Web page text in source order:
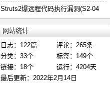
Struts2爆远程代码执行漏洞(S2-04
网站统计
日志：122篇
评论：265条
分类：33个
标签：149个
链接：18个
运行：4204天
最后更新：2022年2月14日